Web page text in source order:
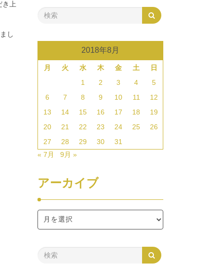
き上
し
2018年8月
月 火 水 木 金 土
日
1
2 3 4
5
6
7 8 9 10 11
12
13
14 15 16 17 18
19
20
21 22 23 24 25
26
27
28 29 30
31
« 7月
9月 »
アーカイブ